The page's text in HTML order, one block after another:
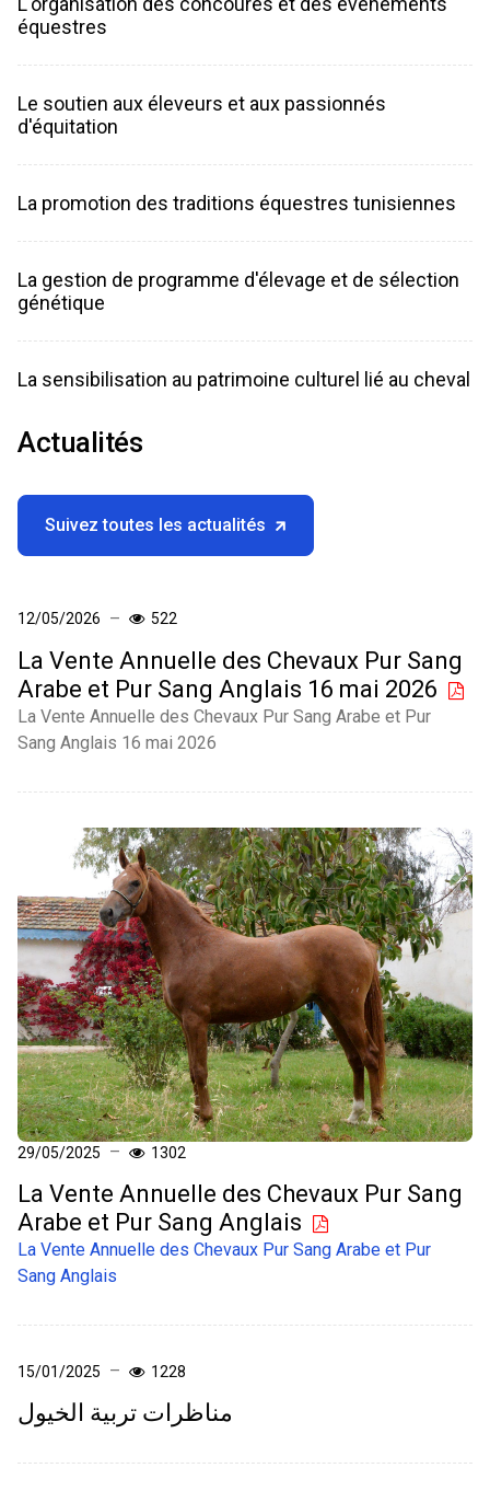
équestres
Le soutien aux éleveurs et aux passionnés
d'équitation
La promotion des traditions équestres tunisiennes
La gestion de programme d'élevage et de sélection
génétique
La sensibilisation au patrimoine culturel lié au cheval
Actualités
Suivez toutes les actualités
12/05/2026 522
La Vente Annuelle des Chevaux Pur Sang
Arabe et Pur Sang Anglais 16 mai 2026
La Vente Annuelle des Chevaux Pur Sang Arabe et Pur
Sang Anglais 16 mai 2026
29/05/2025 1302
La Vente Annuelle des Chevaux Pur Sang
Arabe et Pur Sang Anglais
La Vente Annuelle des Chevaux Pur Sang Arabe et Pur
Sang Anglais
15/01/2025 1228
مناظرات تربية الخيول